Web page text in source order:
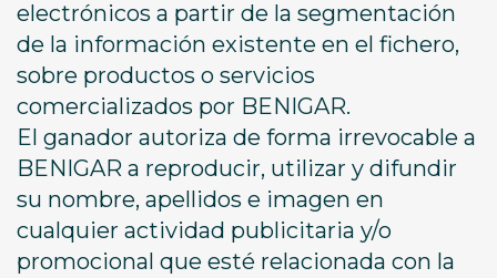
electrónicos a partir de la segmentación
de la información existente en el fichero,
sobre productos o servicios
comercializados por BENIGAR.
El ganador autoriza de forma irrevocable a
BENIGAR a reproducir, utilizar y difundir
su nombre, apellidos e imagen en
cualquier actividad publicitaria y/o
promocional que esté relacionada con la